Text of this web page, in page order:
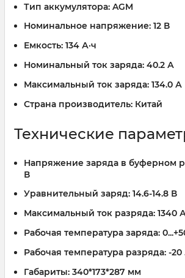
Тип аккумулятора: AGM
Номинальное напряжение: 12 В
Емкость: 134 А·ч
Номинальный ток заряда: 40.2 А
Максимальный ток заряда: 134.0 А
Страна производитель: Китай
Технические
Напряжение заряда в буферном
В
Уравнительный заряд: 14.6-14.8 В
Максимальный ток разряда: 1340
Рабочая температура заряда:
Рабочая температура разряда: -20
Габариты: 340*173*287 мм